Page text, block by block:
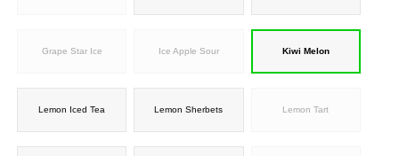
Grape Star Ice Ice Apple Sour Kiwi Melon
Lemon Iced Tea Lemon Sherbets Lemon Tart